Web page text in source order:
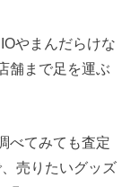
やまんだらけな
舗まで足を運ぶ
べてみても査定
売りたいグッズ